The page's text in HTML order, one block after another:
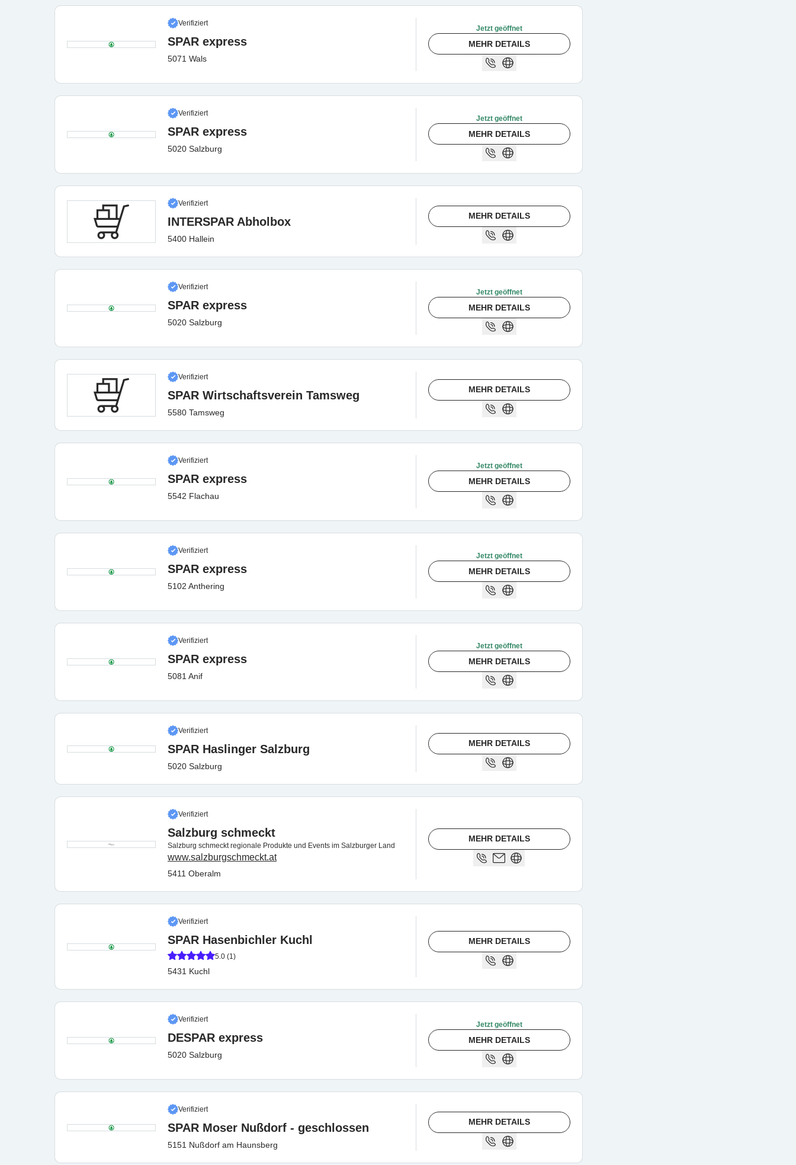
Verifiziert
SPAR express
5071 Wals
Jetzt geöffnet
MEHR DETAILS
Verifiziert
SPAR express
5020 Salzburg
Jetzt geöffnet
MEHR DETAILS
Verifiziert
INTERSPAR Abholbox
5400 Hallein
MEHR DETAILS
Verifiziert
SPAR express
5020 Salzburg
Jetzt geöffnet
MEHR DETAILS
Verifiziert
SPAR Wirtschaftsverein Tamsweg
5580 Tamsweg
MEHR DETAILS
Verifiziert
SPAR express
5542 Flachau
Jetzt geöffnet
MEHR DETAILS
Verifiziert
SPAR express
5102 Anthering
Jetzt geöffnet
MEHR DETAILS
Verifiziert
SPAR express
5081 Anif
Jetzt geöffnet
MEHR DETAILS
Verifiziert
SPAR Haslinger Salzburg
5020 Salzburg
MEHR DETAILS
Verifiziert
Salzburg schmeckt
Salzburg schmeckt regionale Produkte und Events im Salzburger Land
www.salzburgschmeckt.at
5411 Oberalm
MEHR DETAILS
Verifiziert
SPAR Hasenbichler Kuchl
5.0 (1)
5431 Kuchl
MEHR DETAILS
Verifiziert
DESPAR express
5020 Salzburg
Jetzt geöffnet
MEHR DETAILS
Verifiziert
SPAR Moser Nußdorf - geschlossen
5151 Nußdorf am Haunsberg
MEHR DETAILS